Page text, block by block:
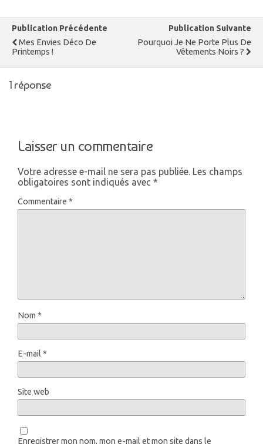
Publication Précédente
Mes Envies Déco De
Printemps !
Publication Suivante
Pourquoi Je Ne Porte Plus De
Vêtements Noirs ?
1 réponse
Laisser un commentaire
Votre adresse e-mail ne sera pas publiée. Les champs
obligatoires sont indiqués avec *
Commentaire *
Nom *
E-mail *
Site web
Enregistrer mon nom, mon e-mail et mon site dans le